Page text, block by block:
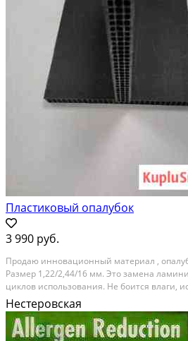
Пластиковый опалубок
3 990 руб.
Продаю инновационный материал ,
Размер 1,22/2,44/16 мм. Это замена
циклов использования. Не боится влаги,
фанера. Можно пилить, закручивать
использовать бетонные замки. Так же
Нестеровская